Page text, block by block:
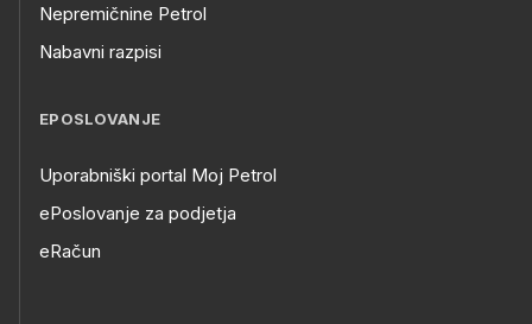
Nepremičnine Petrol
Nabavni razpisi
EPOSLOVANJE
Uporabniški portal Moj Petrol
ePoslovanje za podjetja
eRačun